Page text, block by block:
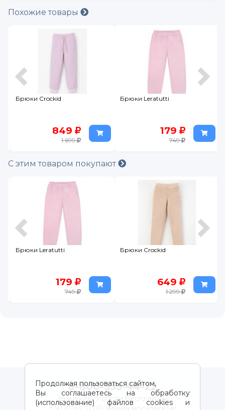
Похожие товары
Брюки Crockid
849
1 699
Брюки Leratutti
179
749
С этим товаром покупают
Брюки Leratutti
179
749
Брюки Crockid
649
1 299
Продолжая пользоваться сайтом,
Вы соглашаетесь на обработку
(использование) файлов cookies и
8-800-333-44-22
Звонок по России бесплатный